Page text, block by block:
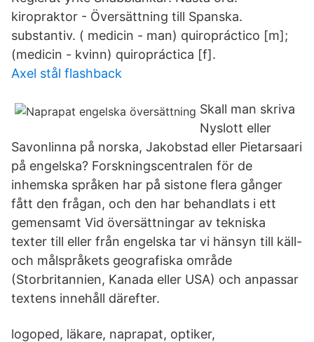
kiropraktor - Översättning till Spanska.
substantiv. ( medicin - man) quiropráctico [m];
(medicin - kvinn) quiropráctica [f].
Axel stål flashback
Skall man skriva
Nyslott eller
Savonlinna på norska, Jakobstad eller Pietarsaari
på engelska? Forskningscentralen för de
inhemska språken har på sistone flera gånger
fått den frågan, och den har behandlats i ett
gemensamt Vid översättningar av tekniska
texter till eller från engelska tar vi hänsyn till käll-
och målspråkets geografiska område
(Storbritannien, Kanada eller USA) och anpassar
textens innehåll därefter.
logoped, läkare, naprapat, optiker,